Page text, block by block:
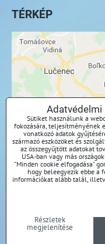
TÉRKÉP
A külső
Külső
Mindig
Tartalom
Adatvédelmi beállítások
Sütiket használunk a
fokozására, teljesítményének
vonatkozó adatok
származó eszközöket és
az összegyűjtött adatokat
USA-ban vagy más
"Minden cookie elfogadása"
hogy beleegyezik ebbe a
információkat alább talál,
Részletek
megjelenítése